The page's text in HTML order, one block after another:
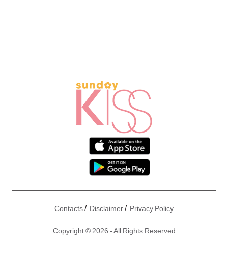
Contacts/ Disclaimer/ Privacy Policy
Copyright © 2026 - All Rights Reserved